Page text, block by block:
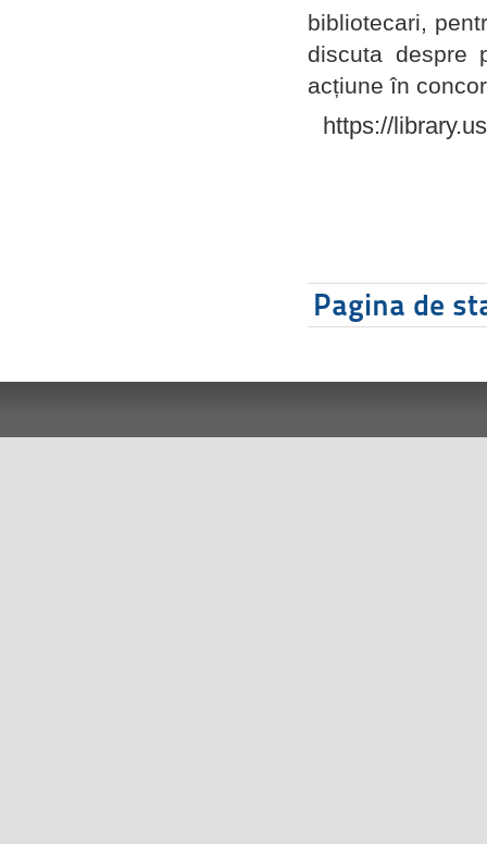
bibliotecari,
discuta despre
acțiune în
https://
Pagina de